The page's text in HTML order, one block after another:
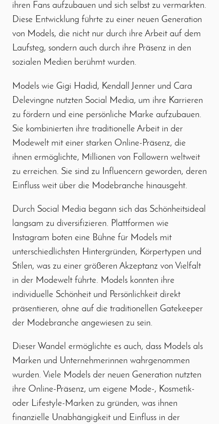
ihren Fans aufzubauen und sich selbst zu vermarkten.
Diese Entwicklung führte zu einer neuen Generation
von Models, die nicht nur durch ihre Arbeit auf dem
Laufsteg, sondern auch durch ihre Präsenz in den
sozialen Medien berühmt wurden.
Models wie Gigi Hadid, Kendall Jenner und Cara
Delevingne nutzten Social Media, um ihre Karrieren
zu fördern und eine persönliche Marke aufzubauen.
Sie kombinierten ihre traditionelle Arbeit in der
Modewelt mit einer starken Online-Präsenz, die
ihnen ermöglichte, Millionen von Followern weltweit
zu erreichen. Sie sind zu Influencern geworden, deren
Einfluss weit über die Modebranche hinausgeht.
Durch Social Media begann sich das Schönheitsideal
langsam zu diversifizieren. Plattformen wie
Instagram boten eine Bühne für Models mit
unterschiedlichsten Hintergründen, Körpertypen und
Stilen, was zu einer größeren Akzeptanz von Vielfalt
in der Modewelt führte. Models konnten ihre
individuelle Schönheit und Persönlichkeit direkt
präsentieren, ohne auf die traditionellen Gatekeeper
der Modebranche angewiesen zu sein.
Dieser Wandel ermöglichte es auch, dass Models als
Marken und Unternehmerinnen wahrgenommen
wurden. Viele Models der neuen Generation nutzten
ihre Online-Präsenz, um eigene Mode-, Kosmetik-
oder Lifestyle-Marken zu gründen, was ihnen
finanzielle Unabhängigkeit und Einfluss in der